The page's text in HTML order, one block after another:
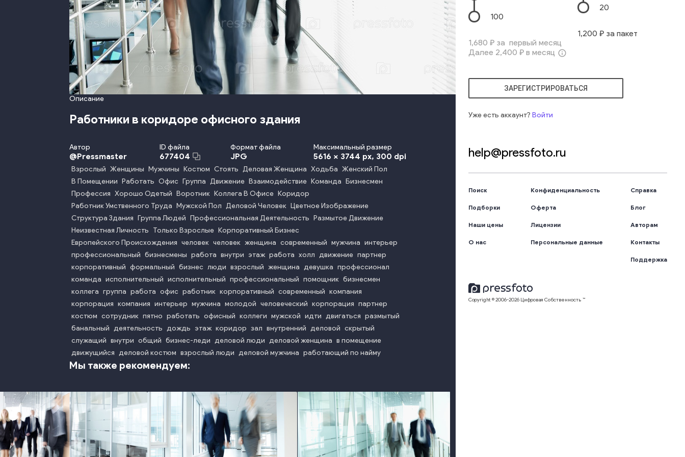
Описание
Работники в коридоре офисного здания
Автор
@Pressmaster
ID файла
677404
Формат файла
JPG
Максимальный размер
5616 x 3744 px, 300 dpi
Взрослый Женщины Мужчины Костюм Стоять Деловая Женщина Ходьба Женский Пол
В Помещении Работать Офис Группа Движение Взаимодействие Команда Бизнесмен
Профессия Хорошо Одетый Воротник Коллега В Офисе Коридор
Работник Умственного Труда Мужской Пол Деловой Человек Цветное Изображение
Структура Здания Группа Людей Профессиональная Деятельность Размытое Движение
Неизвестная Личность Только Взрослые Корпоративный Бизнес
Европейского Происхождения человек человек женщина современный мужчина интерьер
профессиональный бизнесмены работа внутри этаж работа холл движение партнер
корпоративный формальный бизнес люди взрослый женщина девушка профессионал
команда исполнительный исполнительный профессиональный помощник бизнесмен
коллега группа работа офис работник корпоративный современный компания
корпорация компания интерьер мужчина молодой человеческий корпорация партнер
костюм сотрудник пятно работать офисный коллеги мужской идти двигаться размытый
банальный деятельность дождь этаж коридор зал внутренний деловой скрытый
служащий внутри общий бизнес-леди деловой люди деловой женщина в помещение
движущийся деловой костюм взрослый люди деловой мужчина работающий по найму
Мы также рекомендуем:
100
1,680 ₽ за первый месяц
Далее 2,400 ₽ в месяц info_outline
20
1,200 ₽ за пакет
ЗАРЕГИСТРИРОВАТЬСЯ
Уже есть аккаунт? Войти
help@pressfoto.ru
Поиск
Подборки
Наши цены
О нас
Конфиденциальность
Оферта
Лицензии
Персональные данные
Справка
Блог
Авторам
Контакты
Поддержка
Copyright © 2006-2026 Цифровая Собственность ™